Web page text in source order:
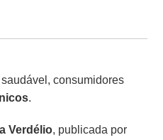
consumidores
.
Verdélio, publicada por